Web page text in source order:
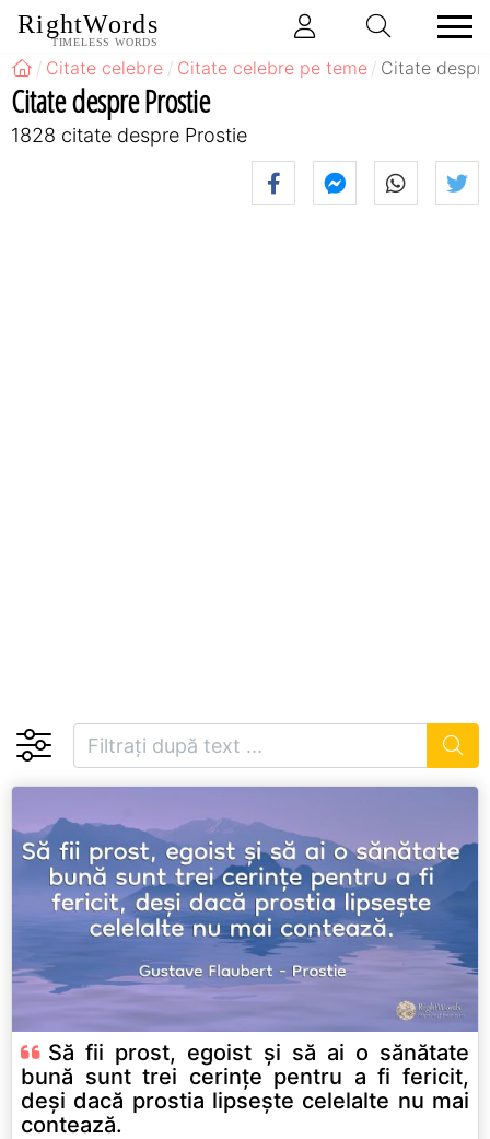
RightWords
TIMELESS WORDS
Citate celebre Citate celebre pe teme Citate
Citate despre Prostie
1828 citate despre Prostie
Să fii prost, egoist și să ai o sănătate
bună sunt trei cerințe pentru a fi fericit,
deși dacă prostia lipsește celelalte nu mai
contează.